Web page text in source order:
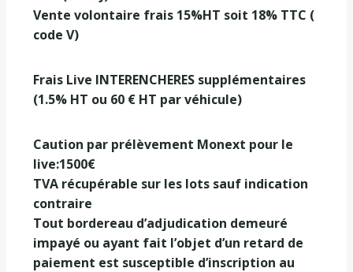
Vente volontaire frais 15%HT soit 18% TTC (
code V)
Frais Live INTERENCHERES supplémentaires
(1.5% HT ou 60 € HT par véhicule)
Caution par prélèvement Monext pour le
live:1500€
TVA récupérable sur les lots sauf indication
contraire
Tout bordereau d’adjudication demeuré
impayé ou ayant fait l’objet d’un retard de
paiement est susceptible d’inscription au